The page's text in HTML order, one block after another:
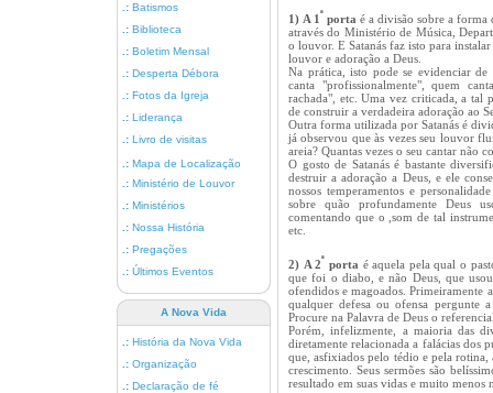
.: Batismos
.: Biblioteca
.: Boletim Mensal
.: Desperta Débora
.: Fotos da Igreja
.: Liderança
.: Livro de visitas
.: Mapa de Localização
.: Ministério de Louvor
.: Ministérios
.: Nossa História
.: Pregações
.: Últimos Eventos
A Nova Vida
.: História da Nova Vida
.: Organização
.: Declaração de fé
1) A 1 ª porta é a divisão sobre a forma
através do Ministério de Música,
o louvor. E Satanás faz isto para
louvor e adoração a Deus.
Na prática, isto pode se evidenciar
canta "profissionalmente", quem
rachada", etc. Uma vez criticada, a tal
de construir a verdadeira adoração ao
Outra forma utilizada por Satanás é
já observou que às vezes seu louvor
areia? Quantas vezes o seu cantar não
O gosto de Satanás é bastante
destruir a adoração a Deus, e ele
nossos temperamentos e
sobre quão profundamente Deus
comentando que o ,som de tal
etc.
2) A 2ª porta é aquela pela qual o
que foi o diabo, e não Deus, que
ofendidos e magoados. Primeiramente
qualquer defesa ou ofensa pergunte
Procure na Palavra de Deus o
Porém, infelizmente, a maioria das
diretamente relacionada a falácias dos
que, asfixiados pelo tédio e pela
crescimento. Seus sermões são
resultado em suas vidas e muito menos